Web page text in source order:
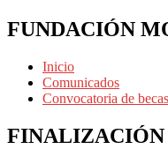
FUNDACIÓN
Inicio
Comunicados
Convocatoria de becas
FINALIZACIÓN